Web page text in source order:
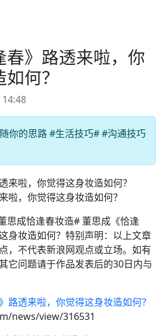
春》路透来啦，你
何？
你的思路 #生活技巧# #沟通技巧
啦，你觉得这身妆造如何？
思成恰逢春妆造# 董思成《恰逢
身妆造如何？特别声明：以上文章
，不代表新浪网观点或立场。如有
它问题请于作品发表后的30日内与
路透来啦，你觉得这身妆造如何？
news/view/316531